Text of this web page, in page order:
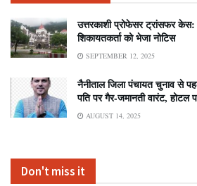
उत्तरकाशी प्रोफेसर ट्रांसफर
शिकायतकर्ता को भेजा नोटिस
SEPTEMBER 12, 2025
नैनीताल जिला पंचायत चुनाव से
पति पर गैर-जमानती वारंट, होटल
AUGUST 14, 2025
Don't miss it